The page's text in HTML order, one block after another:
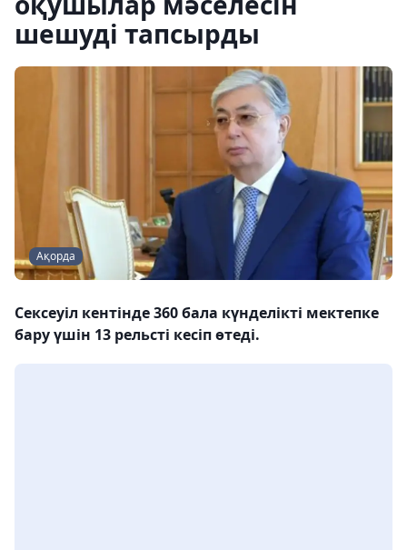
шешуді тапсырды
Ақорда
Сексеуіл кентінде 360 бала күнделікті мектепке
бару үшін 13 рельсті кесіп өтеді.